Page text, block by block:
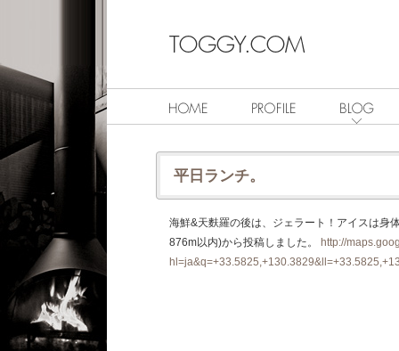
平日ランチ。
海鮮&天麩羅の後は、ジェラート！アイスは
876m以内)から投稿しました。
http://